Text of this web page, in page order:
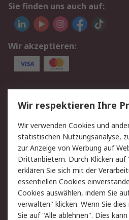
Sie finden uns auch auf:
Wir akzeptieren:
Service
Value Added Services
Rücksendungen
Hilfe
Rechtliches
AGB
Cookie-Richtlinie
Copyright/Impressum
Wir respektieren Ihre
Wir verwenden Cookies und
statistischen Nutzungsanalyse,
zur Anzeige von Werbung auf
Drittanbietern. Durch Klicken auf
erklären Sie sich mit der
essentiellen Cookies
Cookies auswählen, indem Sie
verwalten" klicken. Wenn Sie
Sie auf "Alle ablehnen". Dies